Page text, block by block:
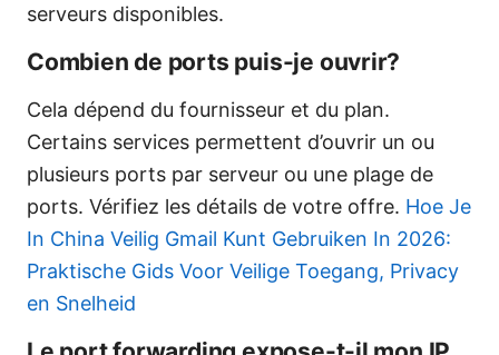
serveurs disponibles.
Combien de ports puis-je ouvrir?
Cela dépend du fournisseur et du plan.
Certains services permettent d’ouvrir un ou
plusieurs ports par serveur ou une plage de
ports. Vérifiez les détails de votre offre. Hoe Je
In China Veilig Gmail Kunt Gebruiken In 2026:
Praktische Gids Voor Veilige Toegang, Privacy
en Snelheid